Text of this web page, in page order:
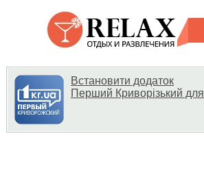
Встановити додаток
Перший Криворізький для